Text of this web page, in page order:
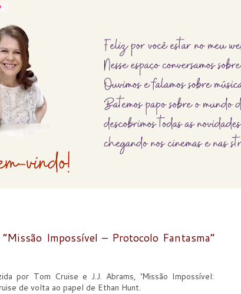
Impossível – Protocolo Fantasma”
por Tom Cruise e J.J. Abrams, ‘Missão Impossível:
de volta ao papel de Ethan Hunt.